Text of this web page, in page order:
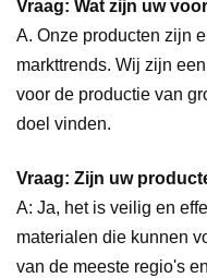
Vraag: Wat zijn uw
A. Onze producten zijn
markttrends. Wij zijn
voor de productie van
doel vinden.
Vraag: Zijn uw
A: Ja, het is veilig en
materialen die kunnen
van de meeste regio's